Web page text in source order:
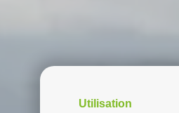
Utilisation